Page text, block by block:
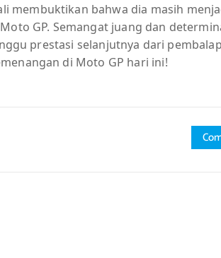
membuktikan bahwa dia masih
GP. Semangat juang dan
prestasi selanjutnya dari
di Moto GP hari ini!